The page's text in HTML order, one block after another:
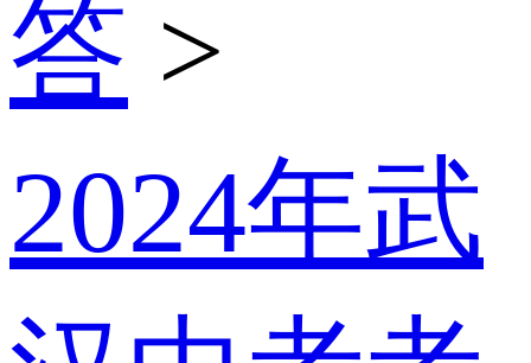
答 >
2024年武